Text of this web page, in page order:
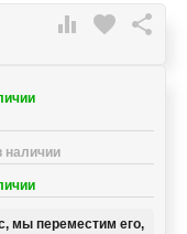
 favorite 
наличии
мы переместим его,